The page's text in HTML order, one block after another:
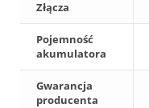
Złącza
Pojemność
akumulatora
Gwarancja
producenta